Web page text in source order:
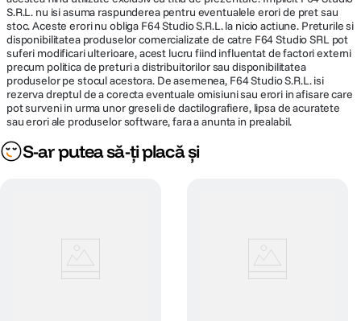
S.R.L. nu isi asuma raspunderea pentru eventualele erori de pret sau
stoc. Aceste erori nu obliga F64 Studio S.R.L. la nicio actiune. Preturile si
disponibilitatea produselor comercializate de catre F64 Studio SRL pot
suferi modificari ulterioare, acest lucru fiind influentat de factori externi
precum politica de preturi a distribuitorilor sau disponibilitatea
produselor pe stocul acestora. De asemenea, F64 Studio S.R.L. isi
rezerva dreptul de a corecta eventuale omisiuni sau erori in afisare care
pot surveni in urma unor greseli de dactilografiere, lipsa de acuratete
sau erori ale produselor software, fara a anunta in prealabil.
S-ar putea să-ți placă și